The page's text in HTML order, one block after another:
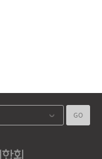
GO